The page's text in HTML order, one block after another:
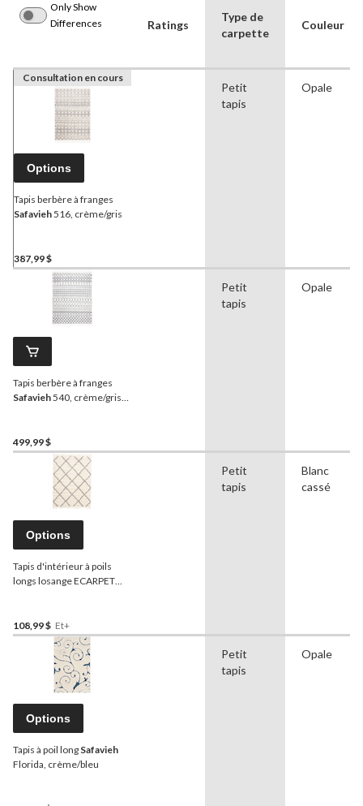
Only Show
Differences
Ratings
Type de
carpette
Couleur
Consultation en cours
Options
Tapis berbère à franges
Safavieh516, crème/gris
387,99 $
Petit
tapis
Opale
Tapis berbère à franges
Safavieh540, crème/gris
499,99 $
Petit
tapis
Opale
Options
Tapis d'intérieur à poils
longs losange ECARPET
108,99 $ Et+
Petit
tapis
Blanc
cassé
Options
Tapis à poil long Safavieh
Florida, crème/bleu
Petit
tapis
Opale